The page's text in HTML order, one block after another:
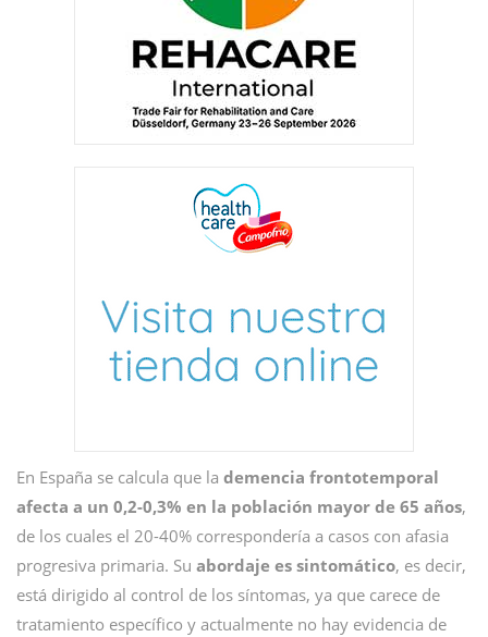
En España se calcula que la demencia frontotemporal
afecta a un 0,2-0,3% en la población mayor de 65 años,
de los cuales el 20-40% correspondería a casos con afasia
progresiva primaria. Su abordaje es sintomático, es decir,
está dirigido al control de los síntomas, ya que carece de
tratamiento específico y actualmente no hay evidencia de